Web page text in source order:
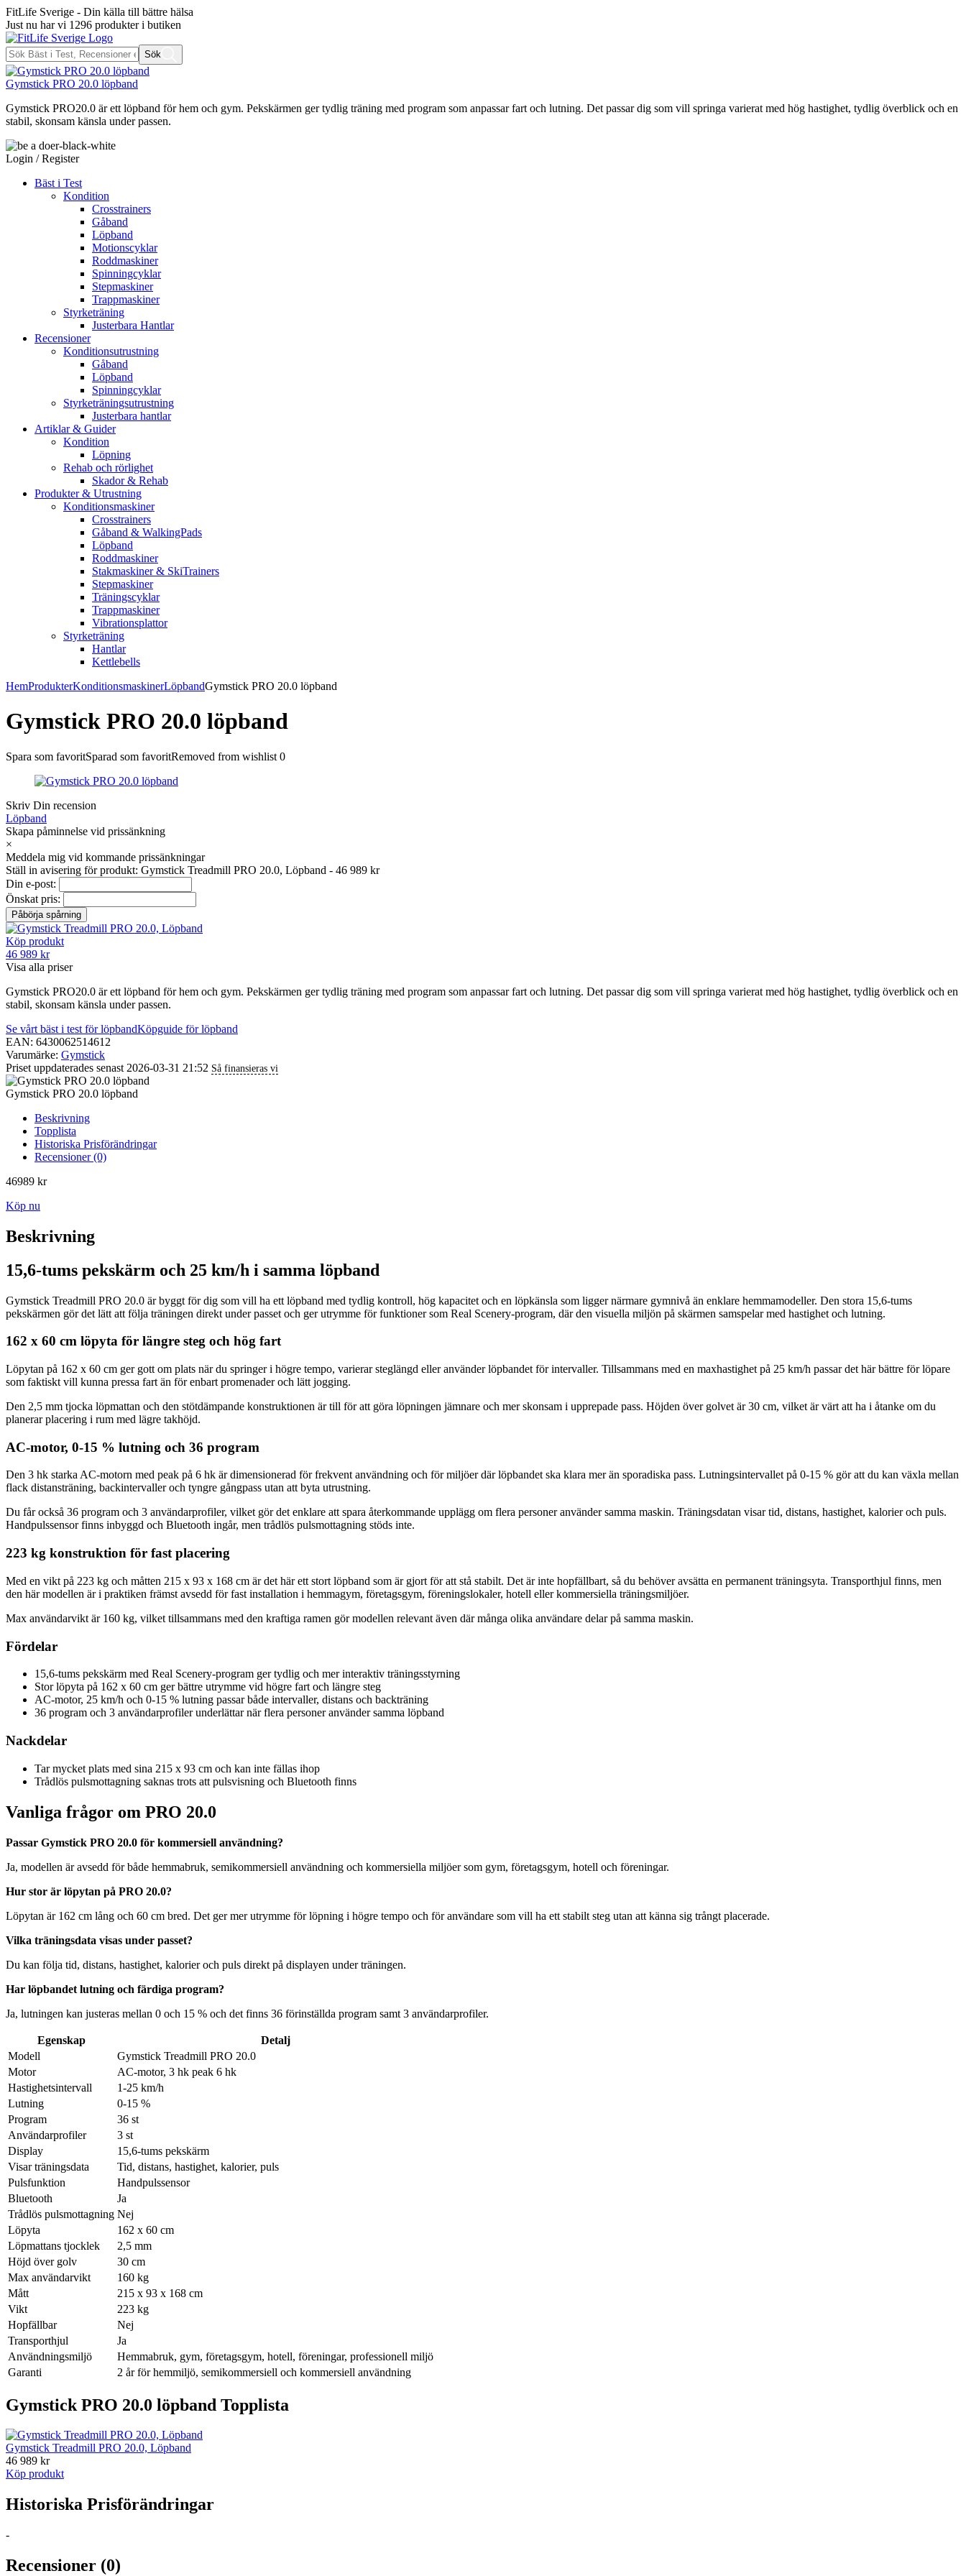
FitLife Sverige - Din källa till bättre hälsa
Just nu har vi 1296 produkter i butiken
Sök
Gymstick PRO 20.0 löpband
Gymstick PRO20.0 är ett löpband för hem och gym. Pekskärmen ger tydlig träning med program som anpassar fart och lutning. Det passar dig som vill springa varierat med hög hastighet, tydlig överblick och en
stabil, skonsam känsla under passen.
Login / Register
Bäst i Test
Kondition
Crosstrainers
Gåband
Löpband
Motionscyklar
Roddmaskiner
Spinningcyklar
Stepmaskiner
Trappmaskiner
Styrketräning
Justerbara Hantlar
Recensioner
Konditionsutrustning
Gåband
Löpband
Spinningcyklar
Styrketräningsutrustning
Justerbara hantlar
Artiklar & Guider
Kondition
Löpning
Rehab och rörlighet
Skador & Rehab
Produkter & Utrustning
Konditionsmaskiner
Crosstrainers
Gåband & WalkingPads
Löpband
Roddmaskiner
Stakmaskiner & SkiTrainers
Stepmaskiner
Träningscyklar
Trappmaskiner
Vibrationsplattor
Styrketräning
Hantlar
Kettlebells
HemProdukterKonditionsmaskinerLöpbandGymstick PRO 20.0 löpband
Gymstick PRO 20.0 löpband
Spara som favoritSparad som favoritRemoved from wishlist 0
Skriv Din recension
Löpband
Skapa påminnelse vid prissänkning
×
Meddela mig vid kommande prissänkningar
Ställ in avisering för produkt: Gymstick Treadmill PRO 20.0, Löpband - 46 989 kr
Din e-post:
Önskat pris:
Köp produkt
46 989 kr
Visa alla priser
Gymstick PRO20.0 är ett löpband för hem och gym. Pekskärmen ger tydlig träning med program som anpassar fart och lutning. Det passar dig som vill springa varierat med hög hastighet, tydlig överblick och en
stabil, skonsam känsla under passen.
Se vårt bäst i test för löpbandKöpguide för löpband
EAN: 6430062514612
Varumärke: Gymstick
Priset uppdaterades senast 2026-03-31 21:52 Så finansieras vi
Gymstick PRO 20.0 löpband
Beskrivning
Topplista
Historiska Prisförändringar
Recensioner (0)
46989 kr
Köp nu
Beskrivning
15,6-tums pekskärm och 25 km/h i samma löpband
Gymstick Treadmill PRO 20.0 är byggt för dig som vill ha ett löpband med tydlig kontroll, hög kapacitet och en löpkänsla som ligger närmare gymnivå än enklare hemmamodeller. Den stora 15,6-tums
pekskärmen gör det lätt att följa träningen direkt under passet och ger utrymme för funktioner som Real Scenery-program, där den visuella miljön på skärmen samspelar med hastighet och lutning.
162 x 60 cm löpyta för längre steg och hög fart
Löpytan på 162 x 60 cm ger gott om plats när du springer i högre tempo, varierar steglängd eller använder löpbandet för intervaller. Tillsammans med en maxhastighet på 25 km/h passar det här bättre för löpare
som faktiskt vill kunna pressa fart än för enbart promenader och lätt jogging.
Den 2,5 mm tjocka löpmattan och den stötdämpande konstruktionen är till för att göra löpningen jämnare och mer skonsam i upprepade pass. Höjden över golvet är 30 cm, vilket är värt att ha i åtanke om du
planerar placering i rum med lägre takhöjd.
AC-motor, 0-15 % lutning och 36 program
Den 3 hk starka AC-motorn med peak på 6 hk är dimensionerad för frekvent användning och för miljöer där löpbandet ska klara mer än sporadiska pass. Lutningsintervallet på 0-15 % gör att du kan växla mellan
flack distansträning, backintervaller och tyngre gångpass utan att byta utrustning.
Du får också 36 program och 3 användarprofiler, vilket gör det enklare att spara återkommande upplägg om flera personer använder samma maskin. Träningsdatan visar tid, distans, hastighet, kalorier och puls.
Handpulssensor finns inbyggd och Bluetooth ingår, men trådlös pulsmottagning stöds inte.
223 kg konstruktion för fast placering
Med en vikt på 223 kg och måtten 215 x 93 x 168 cm är det här ett stort löpband som är gjort för att stå stabilt. Det är inte hopfällbart, så du behöver avsätta en permanent träningsyta. Transporthjul finns, men
den här modellen är i praktiken främst avsedd för fast installation i hemmagym, företagsgym, föreningslokaler, hotell eller kommersiella träningsmiljöer.
Max användarvikt är 160 kg, vilket tillsammans med den kraftiga ramen gör modellen relevant även där många olika användare delar på samma maskin.
Fördelar
15,6-tums pekskärm med Real Scenery-program ger tydlig och mer interaktiv träningsstyrning
Stor löpyta på 162 x 60 cm ger bättre utrymme vid högre fart och längre steg
AC-motor, 25 km/h och 0-15 % lutning passar både intervaller, distans och backträning
36 program och 3 användarprofiler underlättar när flera personer använder samma löpband
Nackdelar
Tar mycket plats med sina 215 x 93 cm och kan inte fällas ihop
Trådlös pulsmottagning saknas trots att pulsvisning och Bluetooth finns
Vanliga frågor om PRO 20.0
Passar Gymstick PRO 20.0 för kommersiell användning?
Ja, modellen är avsedd för både hemmabruk, semikommersiell användning och kommersiella miljöer som gym, företagsgym, hotell och föreningar.
Hur stor är löpytan på PRO 20.0?
Löpytan är 162 cm lång och 60 cm bred. Det ger mer utrymme för löpning i högre tempo och för användare som vill ha ett stabilt steg utan att känna sig trångt placerade.
Vilka träningsdata visas under passet?
Du kan följa tid, distans, hastighet, kalorier och puls direkt på displayen under träningen.
Har löpbandet lutning och färdiga program?
Ja, lutningen kan justeras mellan 0 och 15 % och det finns 36 förinställda program samt 3 användarprofiler.
Egenskap
Detalj
Modell
Gymstick Treadmill PRO 20.0
Motor
AC-motor, 3 hk peak 6 hk
Hastighetsintervall
1-25 km/h
Lutning
0-15 %
Program
36 st
Användarprofiler
3 st
Display
15,6-tums pekskärm
Visar träningsdata
Tid, distans, hastighet, kalorier, puls
Pulsfunktion
Handpulssensor
Bluetooth
Ja
Trådlös pulsmottagning Nej
Löpyta
162 x 60 cm
Löpmattans tjocklek
2,5 mm
Höjd över golv
30 cm
Max användarvikt
160 kg
Mått
215 x 93 x 168 cm
Vikt
223 kg
Hopfällbar
Nej
Transporthjul
Ja
Användningsmiljö
Hemmabruk, gym, företagsgym, hotell, föreningar, professionell miljö
Garanti
2 år för hemmiljö, semikommersiell och kommersiell användning
Gymstick PRO 20.0 löpband Topplista
Gymstick Treadmill PRO 20.0, Löpband
46 989 kr
Köp produkt
Historiska Prisförändringar
-
Recensioner (0)